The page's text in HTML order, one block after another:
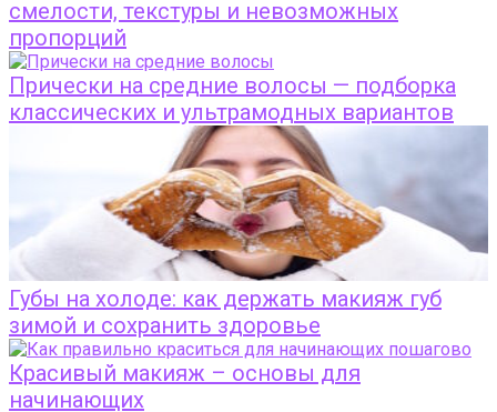
смелости, текстуры и невозможных
пропорций
Прически на средние волосы — подборка
классических и ультрамодных вариантов
Губы на холоде: как держать макияж губ
зимой и сохранить здоровье
Красивый макияж – основы для
начинающих